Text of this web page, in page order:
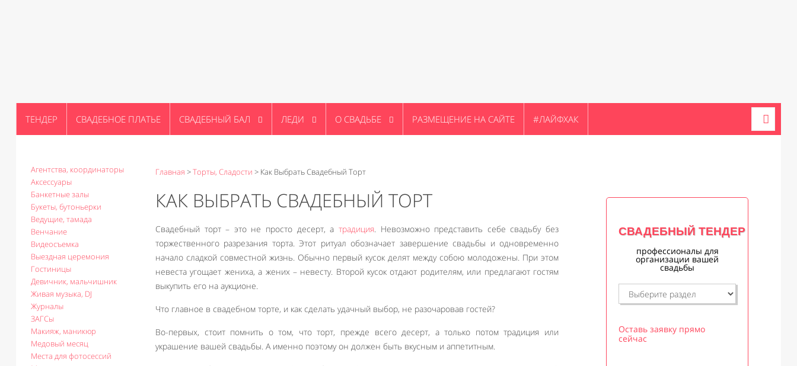
ТЕНДЕР СВАДЕБНОЕ ПЛАТЬЕ СВАДЕБНЫЙ БАЛ ЛЕДИ О СВАДЬБЕ РАЗМЕЩЕНИЕ НА САЙТЕ #ЛАЙФХАК
Агентства, координаторы
Аксессуары
Банкетные залы
Букеты, бутоньерки
Ведущие, тамада
Венчание
Видеосъемка
Выездная церемония
Гостиницы
Девичник, мальчишник
Живая музыка, DJ
Журналы
ЗАГСы
Макияж, маникюр
Медовый месяц
Места для фотосессий
Главная >Торты, Сладости > Как Выбрать Свадебный Торт
КАК ВЫБРАТЬ СВАДЕБНЫЙ ТОРТ
Свадебный торт – это не просто десерт, а традиция. Невозможно представить себе свадьбу без
торжественного разрезания торта. Этот ритуал обозначает завершение свадьбы и одновременно
начало сладкой совместной жизнь. Обычно первый кусок делят между собою молодожены. При этом
невеста угощает жениха, а жених – невесту. Второй кусок отдают родителям, или предлагают гостям
выкупить его на аукционе.
Что главное в свадебном торте, и как сделать удачный выбор, не разочаровав гостей?
Во-первых, стоит помнить о том, что торт, прежде всего десерт, а только потом традиция или
украшение вашей свадьбы. А именно поэтому он должен быть вкусным и аппетитным.
СВАДЕБНЫЙ ТЕНДЕР
профессионалы для
организации вашей
свадьбы
Оставь заявку прямо
сейчас